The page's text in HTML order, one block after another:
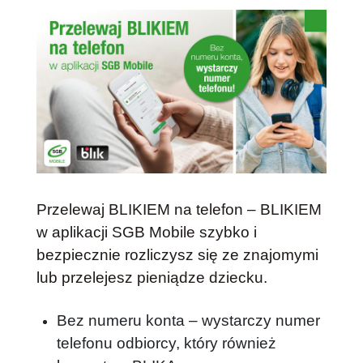
Przelewaj BLIKIEM na telefon – BLIKIEM
w aplikacji SGB Mobile szybko i
bezpiecznie rozliczysz się ze znajomymi
lub przelejesz pieniądze dziecku.
Bez numeru konta – wystarczy numer
telefonu odbiorcy, który również